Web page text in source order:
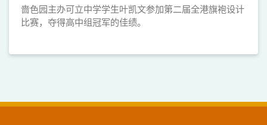
啬色园主办可立中学学生叶凯文参加第二届全港旗袍设计
比赛，夺得高中组冠军的佳绩。